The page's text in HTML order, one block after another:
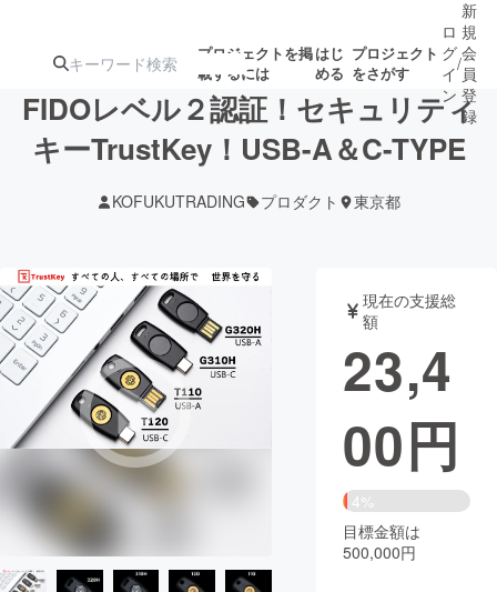
プロジェクトを掲
載するには
はじ
める
プロジェクト
をさがす
ターン
ジェクト
募集終了が近いプ
ロジェクト
されます
アート・写真 音楽
テクノロジー・ガジェット ゲーム・
映像・映画 書籍・雑誌
ビジネス・起業 チャレンジ
ロ
グ
イ
ン
/
新
規
会
員
登
録
FIDOレベル２認証！セキュリティ
キーTrustKey！USB-A＆C-TYPE
KOFUKUTRADING プロダクト 東京都
現在の支援総
額
23,4
00円
4%
目標金額は
500,000円